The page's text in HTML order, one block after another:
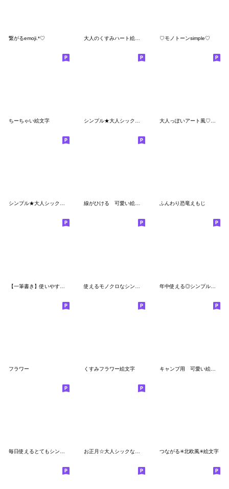
繋がるemoji.*♡ ♡モノトーンsimple♡
ちーちゃい絵文字
シンプル★大人シックな線画絵文字 10 線がひける 可愛い絵文字 ふんわり恐竜えもじ
年中使える◎シンプルでかわいい顔文字
フラワー くすみフラワー絵文字 キャンプ用 可愛い絵文字
毎日使えるとてもシンプルな絵文字② お正月☆大人シックな線画絵文字 【再販】 つながる✳︎北欧風✳︎絵文字